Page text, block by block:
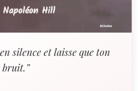
silence et laisse que ton
bruit.”